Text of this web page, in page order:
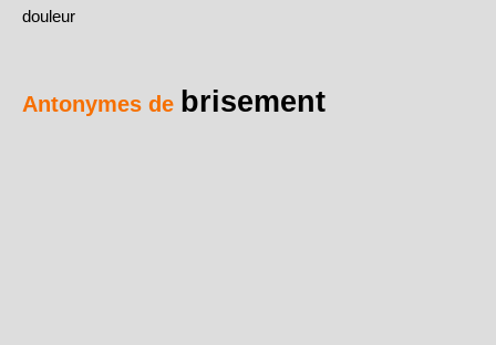
douleur
Antonymes de brisement